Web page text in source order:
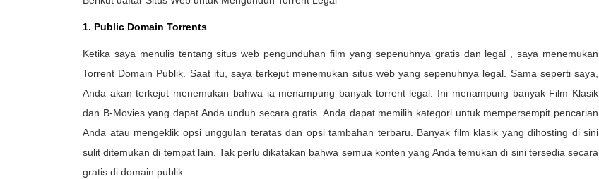
1. Public Domain Torrents
Ketika saya menulis tentang situs web pengunduhan film yang sepenuhnya gratis dan legal , saya menemukan
Torrent Domain Publik. Saat itu, saya terkejut menemukan situs web yang sepenuhnya legal. Sama seperti saya,
Anda akan terkejut menemukan bahwa ia menampung banyak torrent legal. Ini menampung banyak Film Klasik
dan B-Movies yang dapat Anda unduh secara gratis. Anda dapat memilih kategori untuk mempersempit pencarian
Anda atau mengeklik opsi unggulan teratas dan opsi tambahan terbaru. Banyak film klasik yang dihosting di sini
sulit ditemukan di tempat lain. Tak perlu dikatakan bahwa semua konten yang Anda temukan di sini tersedia secara
gratis di domain publik.